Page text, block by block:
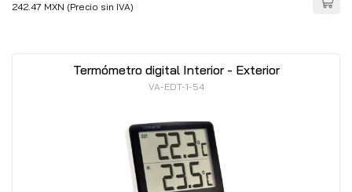
242.47 MXN (Precio sin IVA)
Termómetro digital Interior - Exterior
VA-EDT-1-54